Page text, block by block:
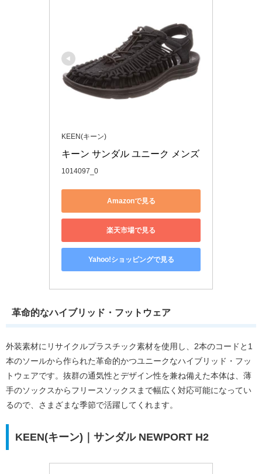
KEEN(キーン)
キーン サンダル ユニーク メンズ
1014097_0
Amazonで見る
楽天市場で見る
Yahoo!ショッピングで見る
革命的なハイブリッド・フットウェア
外装素材にリサイクルプラスチック素材を使用し、2本のコードと1
本のソールから作られた革命的かつユニークなハイブリッド・フッ
トウェアです。抜群の通気性とデザイン性を兼ね備えた本体は、薄
手のソックスからフリースソックスまで幅広く対応可能になってい
るので、さまざまな季節で活躍してくれます。
KEEN(キーン)｜サンダル NEWPORT H2